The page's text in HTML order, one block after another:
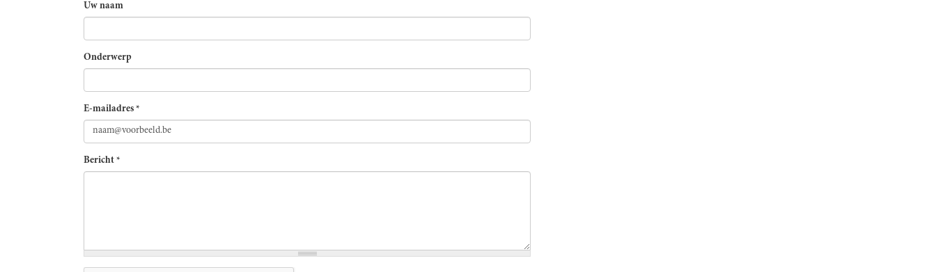
Uw naam
Onderwerp
E-mailadres *
Bericht *